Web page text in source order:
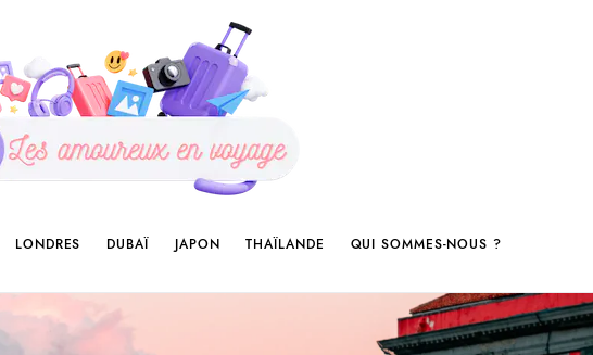
LONDRES DUBAÏ JAPON THAÏLANDE QUI SOMMES-NOUS ?